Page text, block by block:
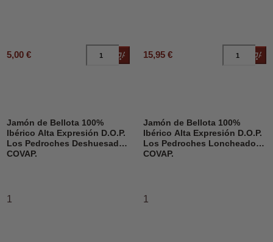
5,00 € Añadir al carrito
15,95 €
Jamón de Bellota 100%
Ibérico Alta Expresión D.O.P.
Los Pedroches Deshuesado,
COVAP.
1
Jamón de Bellota 100%
Ibérico Alta Expresión D.O.P.
Los Pedroches Loncheado,
COVAP.
1